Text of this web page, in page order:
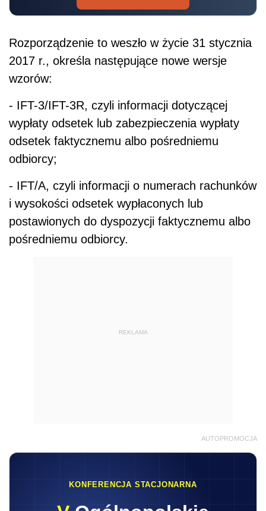
Rozporządzenie to weszło w życie 31 stycznia
2017 r., określa następujące nowe wersje
wzorów:
- IFT-3/IFT-3R, czyli informacji dotyczącej
wypłaty odsetek lub zabezpieczenia wypłaty
odsetek faktycznemu albo pośredniemu
odbiorcy;
- IFT/A, czyli informacji o numerach rachunków
i wysokości odsetek wypłaconych lub
postawionych do dyspozycji faktycznemu albo
pośredniemu odbiorcy.
REKLAMA
AUTOPROMOCJA
KONFERENCJA STACJONARNA